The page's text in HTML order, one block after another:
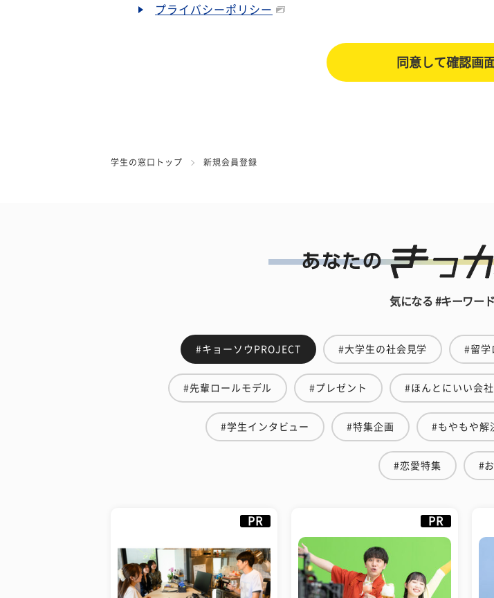
プライバシーポリシー
学生の窓口トップ 新規会員登録
気になる #キーワー
#キョーソウPROJECT #大学生の社会見学 #留学
#先輩ロールモデル #プレゼント #ほんとにいい会社
#学生インタビュー #特集企画 #もやもや解
#恋愛特集 #
PR PR